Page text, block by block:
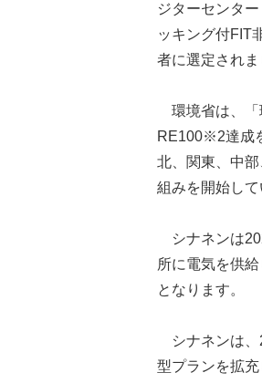
ジターセンタ
ッキング付FIT
者に選定されま
環境省は、「
RE100※2達成
北、関東、中
組みを開始して
シナネンは
所に電気を供
となります。
シナネンは、
型プランを拡